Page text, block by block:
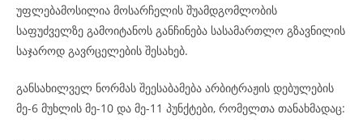
უფლებამოსილია მოსარჩელის შუამდგომლობის
საფუძველზე გამოიტანოს განჩინება სასამართლო გზავნილის
საჯაროდ გავრცელების შესახებ.
განსახილველ ნორმას შეესაბამება არბიტრაჟის დებულების
მე-6 მუხლის მე-10 და მე-11 პუნქტები, რომელთა თანახმადაც: